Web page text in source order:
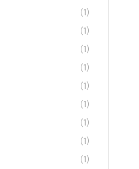
(1)
(1)
(1)
(1)
(1)
(1)
(1)
(1)
(1)